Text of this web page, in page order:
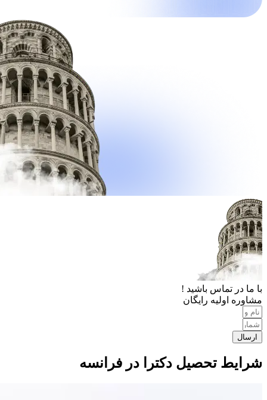
با ما در تماس باشید !
مشاوره اولیه رایگان
ارسال
شرایط تحصیل دکترا در فرانسه